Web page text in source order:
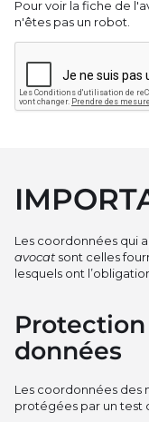
Pour voir la fiche de
n'êtes pas un robot.
Les coordonnées qui
avocat sont celles
lesquels ont
données
Les coordonnées des
protégées par un test